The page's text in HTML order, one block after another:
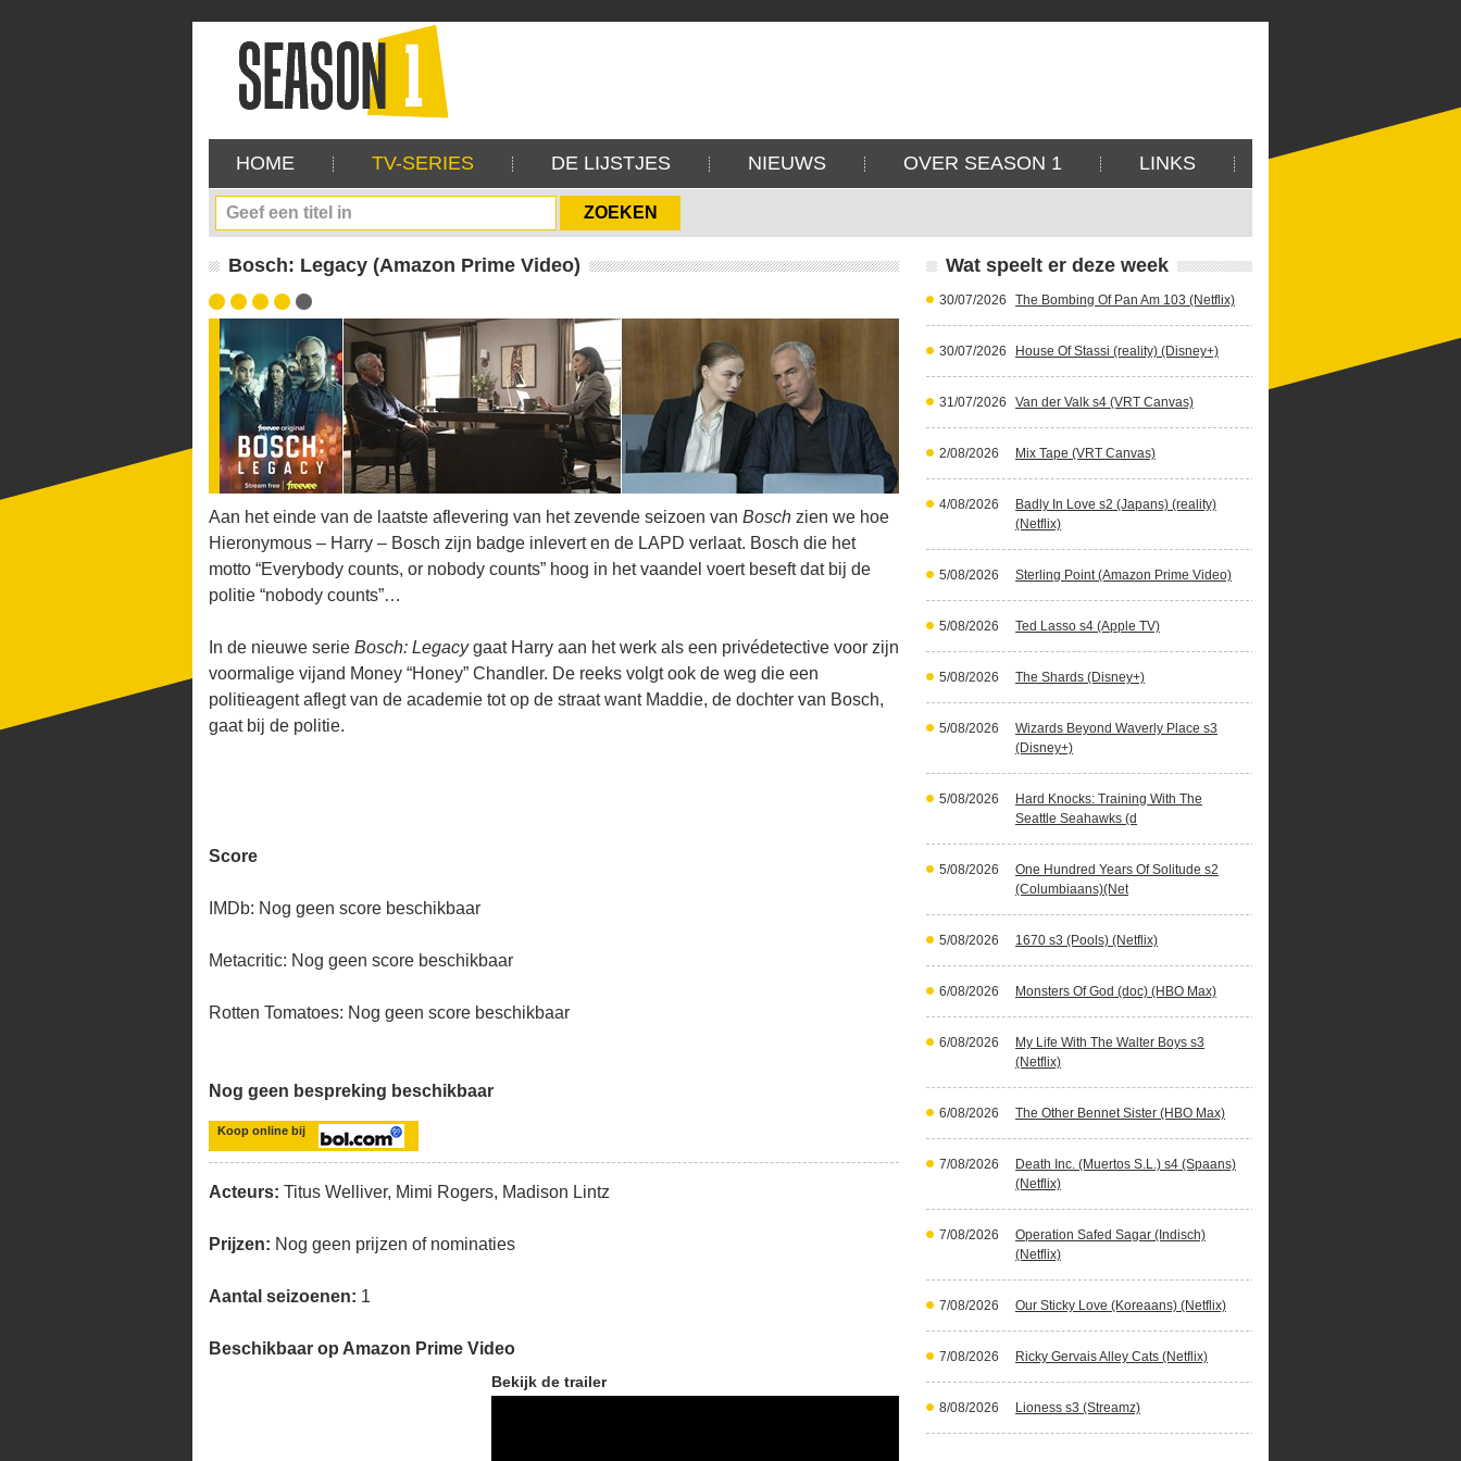
HOME TV-SERIES DE LIJSTJES NIEUWS OVER SEASON 1 LINKS
Bosch: Legacy (Amazon Prime Video)
Aan het einde van de laatste aflevering van het zevende seizoen van Bosch zien we hoe
Hieronymous – Harry – Bosch zijn badge inlevert en de LAPD verlaat. Bosch die het
motto “Everybody counts, or nobody counts” hoog in het vaandel voert beseft dat bij de
politie “nobody counts”…
In de nieuwe serie Bosch: Legacygaat Harry aan het werk als een privédetective voor zijn
voormalige vijand Money “Honey” Chandler. De reeks volgt ook de weg die een
politieagent aflegt van de academie tot op de straat want Maddie, de dochter van Bosch,
gaat bij de politie.
Score
IMDb: Nog geen score beschikbaar
Metacritic: Nog geen score beschikbaar
Rotten Tomatoes: Nog geen score beschikbaar
Nog geen bespreking beschikbaar
Koop online bij
Acteurs: Titus Welliver, Mimi Rogers, Madison Lintz
Prijzen: Nog geen prijzen of nominaties
Aantal seizoenen: 1
Beschikbaar op Amazon Prime Video
Bekijk de trailer
Wat speelt er deze week
30/07/2026 The Bombing Of Pan Am 103 (Netflix)
30/07/2026 House Of Stassi (reality) (Disney+)
31/07/2026 Van der Valk s4 (VRT Canvas)
2/08/2026 Mix Tape (VRT Canvas)
4/08/2026
Badly In Love s2 (Japans) (reality)
(Netflix)
5/08/2026 Sterling Point (Amazon Prime Video)
5/08/2026 Ted Lasso s4 (Apple TV)
5/08/2026 The Shards (Disney+)
5/08/2026
Wizards Beyond Waverly Place s3
(Disney+)
5/08/2026
Hard Knocks: Training With The
Seattle Seahawks (d
5/08/2026
One Hundred Years Of Solitude s2
(Columbiaans)(Net
5/08/2026 1670 s3 (Pools) (Netflix)
6/08/2026 Monsters Of God (doc) (HBO Max)
6/08/2026
My Life With The Walter Boys s3
(Netflix)
6/08/2026 The Other Bennet Sister (HBO Max)
7/08/2026
Death Inc. (Muertos S.L.) s4 (Spaans)
(Netflix)
7/08/2026
Operation Safed Sagar (Indisch)
(Netflix)
7/08/2026 Our Sticky Love (Koreaans) (Netflix)
7/08/2026 Ricky Gervais Alley Cats (Netflix)
8/08/2026 Lioness s3 (Streamz)